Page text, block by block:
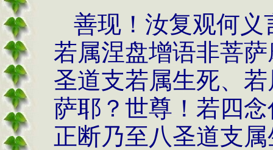
善现！汝复观何
若属涅盘增语非菩
圣道支若属生死、
萨耶？世尊！若四
正断乃至八圣道支